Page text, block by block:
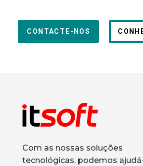
CONTACTE-NOS
Com as nossas soluções
tecnológicas, podemos